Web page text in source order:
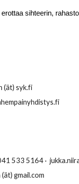
sihteerin,
(ät) syk.fi
533 5164·
(ät) gmail.com